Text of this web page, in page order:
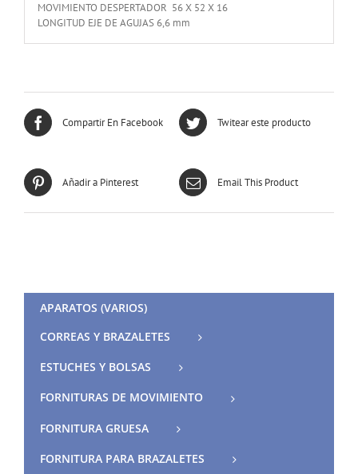
MOVIMIENTO DESPERTADOR 56 X 52 X 16
LONGITUD EJE DE AGUJAS 6,6 mm
Compartir En Facebook Twitear este producto
Añadir a Pinterest Email This Product
APARATOS (VARIOS)
CORREAS Y BRAZALETES
ESTUCHES Y BOLSAS
FORNITURAS DE MOVIMIENTO
FORNITURA GRUESA
FORNITURA PARA BRAZALETES